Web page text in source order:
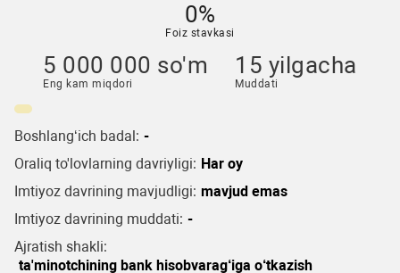
0%
Foiz stavkasi
5 000 000 so'm
Eng kam miqdori
15 yilgacha
Muddati
Boshlang‘ich badal: -
Oraliq to'lovlarning davriyligi: Har oy
Imtiyoz davrining mavjudligi: mavjud emas
Imtiyoz davrining muddati: -
Ajratish shakli:
ta'minotchining bank hisobvarag‘iga o‘tkazish